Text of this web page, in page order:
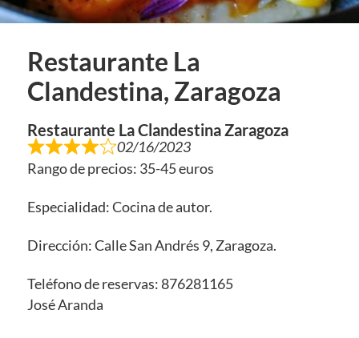
Restaurante La
Clandestina, Zaragoza
Restaurante La Clandestina Zaragoza
02/16/2023
Rango de precios: 35-45 euros
Especialidad: Cocina de autor.
Dirección: Calle San Andrés 9, Zaragoza.
Teléfono de reservas: 876281165
José Aranda